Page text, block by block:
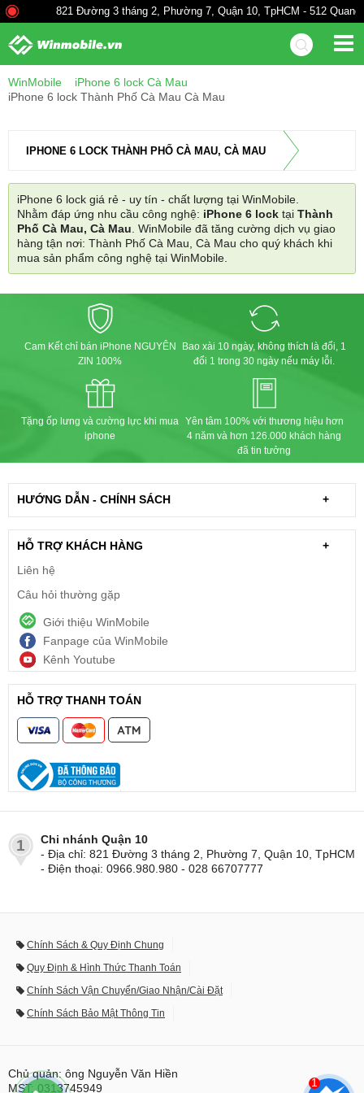
821 Đường 3 tháng 2, Phường 7, Quận 10, TpHCM - 512
WinMobile
iPhone 6 lock Cà Mau
iPhone 6 lock Thành Phố Cà Mau Cà Mau
IPHONE 6 LOCK THÀNH PHỐ CÀ MAU, CÀ MAU
iPhone 6 lock giá rẻ - uy tín - chất lượng tại WinMobile.
Nhằm đáp ứng nhu cầu công nghệ: iPhone 6 lock tại Thành
Phố Cà Mau, Cà Mau. WinMobile đã tăng cường dịch vụ giao
hàng tận nơi: Thành Phố Cà Mau, Cà Mau cho quý khách khi
mua sản phẩm công nghệ tại WinMobile.
Cam Kết chỉ bán iPhone NGUYÊN
ZIN 100%
Bao xài 10 ngày, không thích là đổi, 1
đổi 1 trong 30 ngày nếu máy lỗi.
Tặng ốp lưng và cường lực khi mua
iphone
Yên tâm 100% với thương hiệu hơn
4 năm và hơn 126.000 khách hàng
đã tin tưởng
HƯỚNG DẪN - CHÍNH SÁCH +
HỖ TRỢ KHÁCH HÀNG
+
Liên hệ
Câu hỏi thường gặp
Giới thiệu WinMobile
Fanpage của WinMobile
Kênh Youtube
HỖ TRỢ THANH TOÁN
1
Chi nhánh Quận 10
- Địa chỉ: 821 Đường 3 tháng 2, Phường 7, Quận 10, TpHCM
- Điện thoại: 0966.980.980 - 028 66707777
Chính Sách & Quy Định Chung
Quy Định & Hình Thức Thanh Toán
Chính Sách Vận Chuyển/Giao Nhận/Cài Đặt
Chính Sách Bảo Mật Thông Tin
Chủ quản: ông Nguyễn Văn Hiền
MST: 0313745949
1